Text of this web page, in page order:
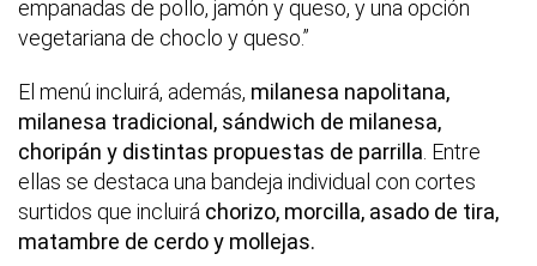
empanadas de pollo, jamón y queso, y una opción
vegetariana de choclo y queso.”
El menú incluirá, además, milanesa napolitana,
milanesa tradicional, sándwich de milanesa,
choripán y distintas propuestas de parrilla. Entre
ellas se destaca una bandeja individual con cortes
surtidos que incluirá chorizo, morcilla, asado de tira,
matambre de cerdo y mollejas.